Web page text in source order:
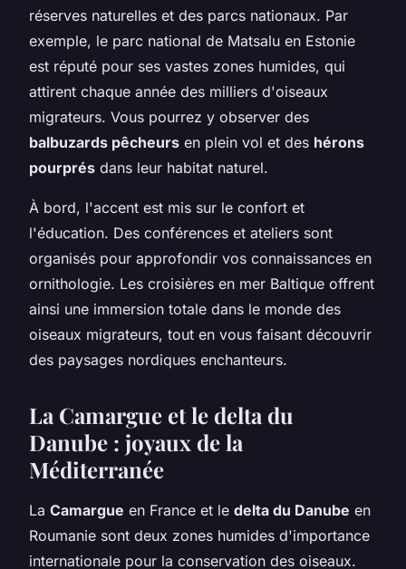
réserves naturelles et des parcs nationaux. Par
exemple, le parc national de Matsalu en Estonie
est réputé pour ses vastes zones humides, qui
attirent chaque année des milliers d'oiseaux
migrateurs. Vous pourrez y observer des
balbuzards pêcheurs en plein vol et des hérons
pourprés dans leur habitat naturel.
À bord, l'accent est mis sur le confort et
l'éducation. Des conférences et ateliers sont
organisés pour approfondir vos connaissances en
ornithologie. Les croisières en mer Baltique offrent
ainsi une immersion totale dans le monde des
oiseaux migrateurs, tout en vous faisant découvrir
des paysages nordiques enchanteurs.
La Camargue et le delta du
Danube : joyaux de la
Méditerranée
La Camargue en France et le delta du Danube en
Roumanie sont deux zones humides d'importance
internationale pour la conservation des oiseaux.